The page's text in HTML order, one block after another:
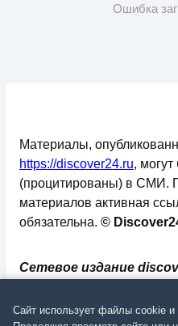
Ошибка
Сетевое издание
надзору в сфере
Материалы,
https://discover24.ru,
(процитированы) в СМИ.
материалов активная
обязательна. ©
Сайт использует файлы cookie и